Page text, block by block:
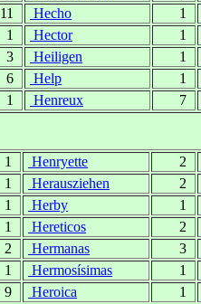
11 Hecho
1
1 Hector
1
3 Heiligen
1
6 Help
1
1 Henreux 7
1 Henryette
2
1 Herausziehen
2
1 Herby
1
1 Hereticos
2
2 Hermanas
3
1 Hermosísimas
1
9 Heroica
1